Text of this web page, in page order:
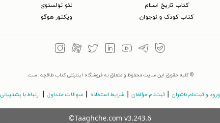
کتاب تاریخ اسلام
کتاب کودک و نوجوان
لئو تولستوی
ویکتور هوگو
© کلیه حقوق این سایت محفوظ و متعلق به فروشگاه اینترنتی کتاب طاقچه است.
ورود و ثبت‌نام ناشران ثبت‌نام مؤلفان شرایط استفاده سوالات متداول ارتباط با پشتیبانی
©Taaghche.com v3.243.6